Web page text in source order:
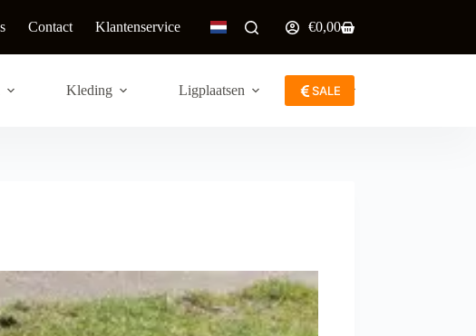
Contact Klantenservice Winkelwagen
€0,00
Kleding Ligplaatsen Meer
SALE